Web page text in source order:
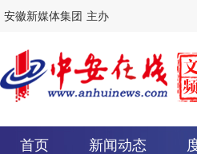
安徽新媒体集团 主办
首页 新闻动态